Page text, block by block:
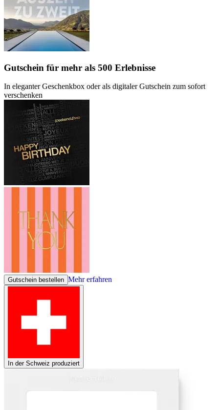
Gutschein für mehr als 500 Erlebnisse
In eleganter Geschenkbox oder als digitaler Gutschein zum sofort
verschenken
Gutschein bestellen Mehr erfahren
In der Schweiz produziert